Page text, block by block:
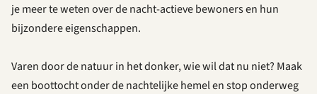
je meer te weten over de nacht-actieve bewoners en hun
bijzondere eigenschappen.
Varen door de natuur in het donker, wie wil dat nu niet? Maak
een boottochtonder de nachtelijke hemel en stop onderweg